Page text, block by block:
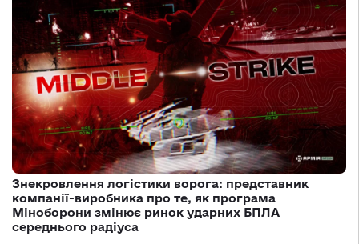
Знекровлення логістики ворога: представник
компанії-виробника про те, як програма
Міноборони змінює ринок ударних БПЛА
середнього радіуса